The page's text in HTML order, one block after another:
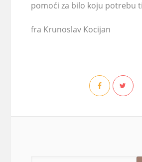
pomoći za bilo koju potrebu
fra Krunoslav Kocijan